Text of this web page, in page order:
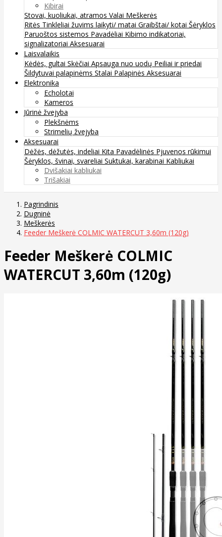
Kibirai
Stovai, kuoliukai, atramos Valai Meškerės
Ritės Tinkleliai žuvims laikyti/ matai Graibštai/ kotai Šėryklos
Paruoštos sistemos Pavadėliai Kibimo indikatoriai,
signalizatoriai Aksesuarai
Laisvalaikis
Kėdės, gultai Skėčiai Apsauga nuo uodų Peiliai ir priedai
Šildytuvai palapinėms Stalai Palapinės Aksesuarai
Elektronika
Echolotai
Kameros
Jūrinė žvejyba
Plekšnėms
Strimelių žvejyba
Aksesuarai
Dėžės, dėžutės, indeliai Kita Pavadėlinės Pjuvenos rūkimui
Šėryklos, švinai, svareliai Suktukai, karabinai Kabliukai
Dvišakiai kabliukai
Trišakiai
Pagrindinis
Dugninė
Meškerės
Feeder Meškerė COLMIC WATERCUT 3,60m (120g)
Feeder Meškerė COLMIC
WATERCUT 3,60m (120g)